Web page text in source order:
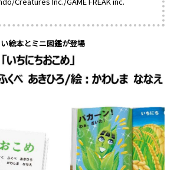
絵本とミニ図鑑が登場